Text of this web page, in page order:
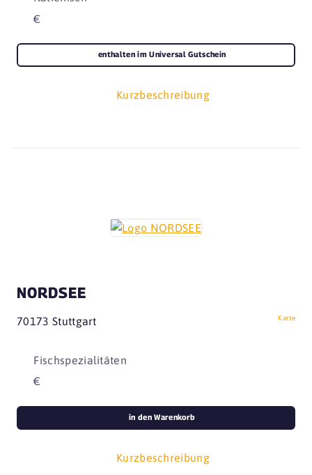
€
Kurzbeschreibung
enthalten im Universal Gutschein
NORDSEE
70173 Stuttgart Karte
Fischspezialitäten
€
Kurzbeschreibung
in den Warenkorb